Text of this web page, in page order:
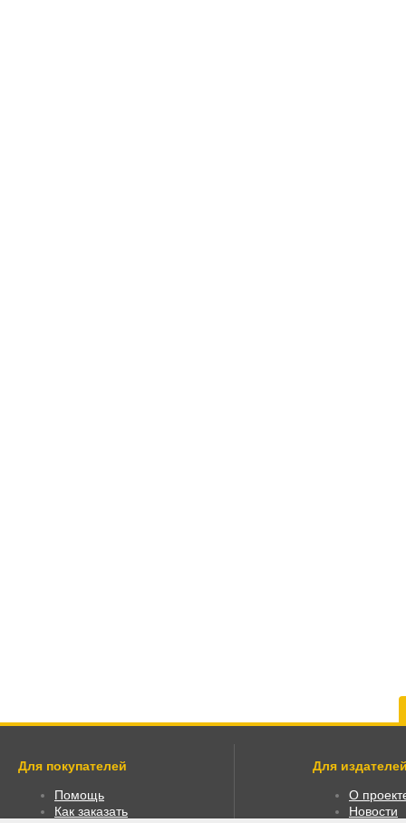
Для покупателей
Помощь
Как заказать
Для
О
Новости